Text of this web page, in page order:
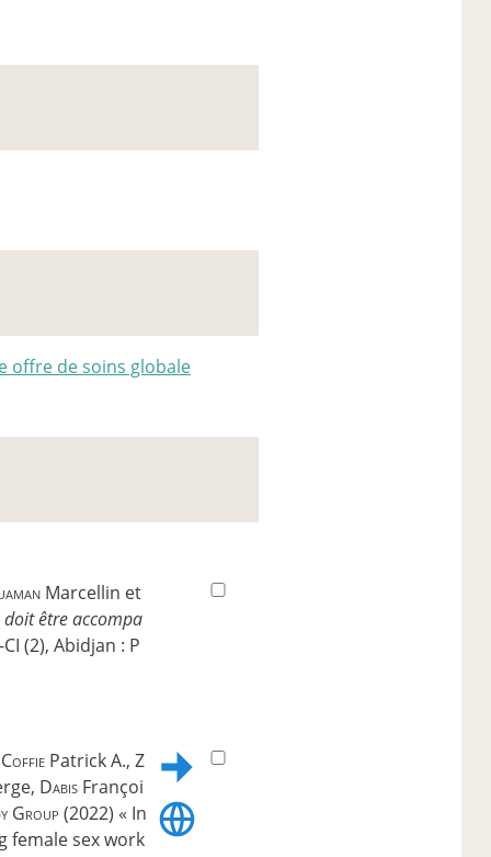
offre de soins globale
Marcellin et
doit être accompa
(2), Abidjan : P
Coffie Patrick A., Z
Dabis Françoi
Group (2022) « In
female sex work